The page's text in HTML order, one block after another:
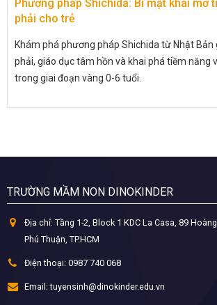
Phương pháp Shichida: Bí mật khai mở
phải cho trẻ
Khám phá phương pháp Shichida từ Nhật Bản
phải, giáo dục tâm hồn và khai phá tiềm năng
trong giai đoạn vàng 0-6 tuổi.
TRƯỜNG MẦM NON DINOKINDER
Địa chỉ: Tầng 1-2, Block 1 KDC La Casa, 89
Phú Thuận, TP.HCM
Điện thoại: 0987 740 068
Email: tuyensinh@dinokinder.edu.vn